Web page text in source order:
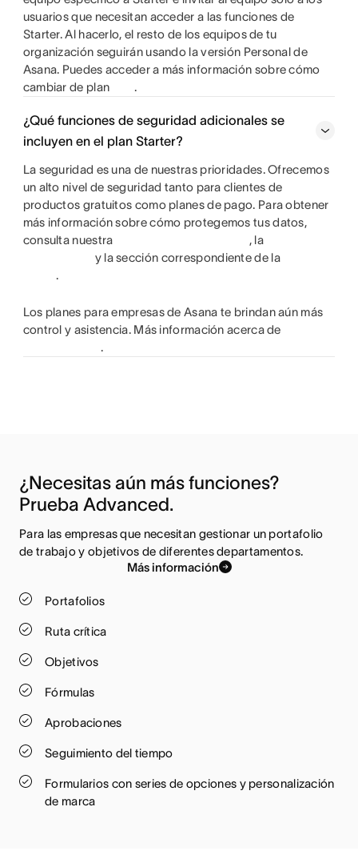
usuarios que necesitan acceder a las funciones de
Starter. Al hacerlo, el resto de los equipos de tu
organización seguirán usando la versión Personal de
Asana. Puedes acceder a más información sobre cómo
cambiar de plan
.
¿Qué funciones de seguridad adicionales se
incluyen en el plan Starter?
La seguridad es una de nuestras prioridades. Ofrecemos
un alto nivel de seguridad tanto para clientes de
productos gratuitos como planes de pago. Para obtener
más información sobre cómo protegemos tus datos,
consulta nuestra
, la
y la sección correspondiente de la
.
Los planes para empresas de Asana te brindan aún más
control y asistencia. Más información acerca de
.
¿Necesitas aún más funciones?
Prueba Advanced.
Para las empresas que necesitan gestionar un portafolio
de trabajo y objetivos de diferentes departamentos.
Más información
Portafolios
Ruta crítica
Objetivos
Fórmulas
Aprobaciones
Seguimiento del tiempo
Formularios con series de opciones y personalización
de marca